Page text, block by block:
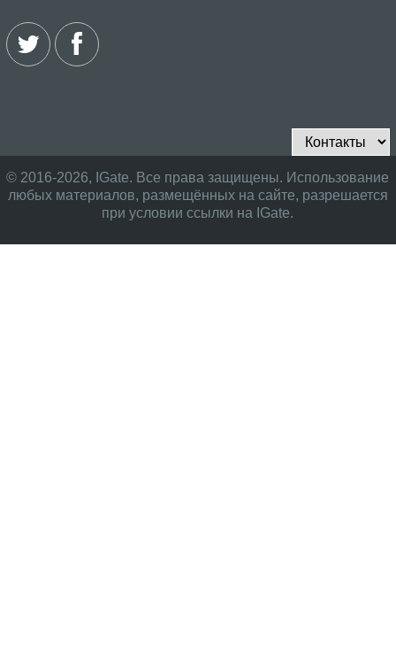
© 2016-2026, IGate. Все права защищены. Использование
любых материалов, размещённых на сайте, разрешается
при условии ссылки на IGate.